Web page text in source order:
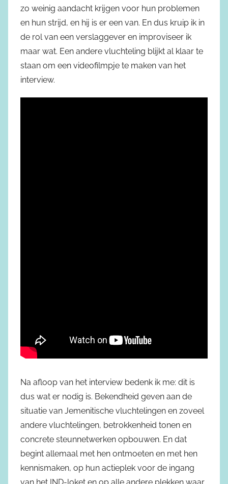
zo weinig aandacht krijgen voor hun problemen
en hun strijd, en hij is er een van. En dus kruip ik in
de rol van een verslaggever en improviseer ik
maar wat. Een andere vluchteling blijkt al klaar te
staan om een videofilmpje te maken van het
interview.
Na afloop van het interview bedenk ik me: dit is
dus wat er nodig is. Bekendheid geven aan de
situatie van Jemenitische vluchtelingen en zoveel
andere vluchtelingen, betrokkenheid tonen en
concrete steunnetwerken opbouwen. En dat
begint allemaal met hen ontmoeten en met hen
kennismaken, op hun actieplek voor de ingang